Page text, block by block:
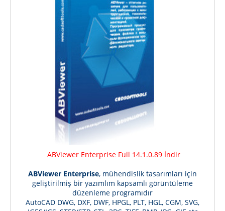
ABViewer Enterprise Full 14.1.0.89 İndir
ABViewer Enterprise, mühendislik tasarımları için
geliştirilmiş bir yazımlım kapsamlı görüntüleme
düzenleme programıdır
AutoCAD DWG, DXF, DWF, HPGL, PLT, HGL, CGM, SVG,